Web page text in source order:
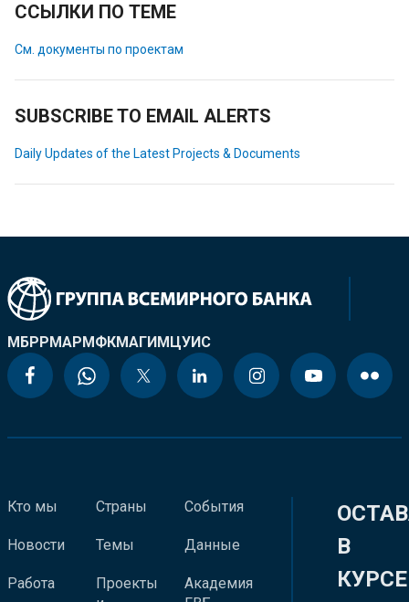
ССЫЛКИ ПО ТЕМЕ
См. документы по проектам
SUBSCRIBE TO EMAIL ALERTS
Daily Updates of the Latest Projects & Documents
МБРРМАРМФКМАГИМЦУИС
Кто мы
Новости
Работа
Страны
Темы
Проекты
События
Данные
Академия
В
КУРСЕ